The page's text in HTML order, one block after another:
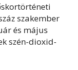
szakember
és május
szén-dioxid-